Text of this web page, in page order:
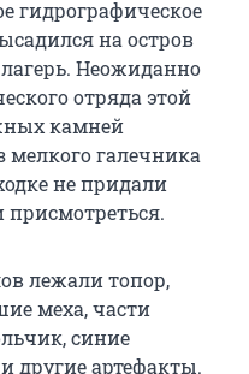
гидрографическое
на остров
Неожиданно
отряда этой
камней
мелкого галечника
не придали
лежали топор,
меха, части
синие
другие артефакты.